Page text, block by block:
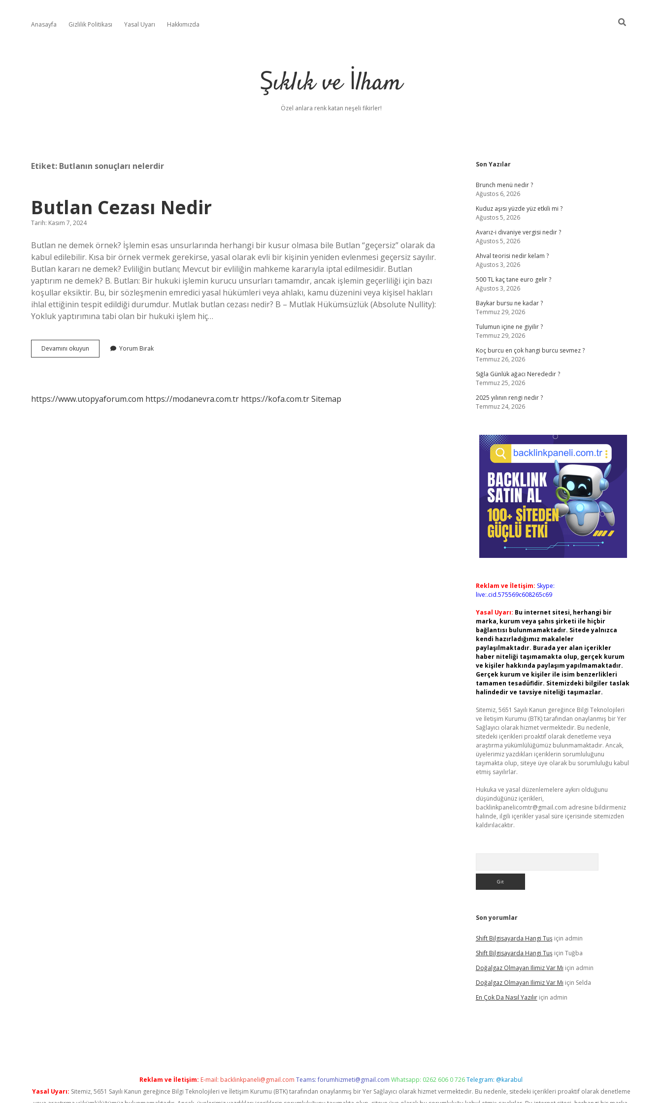
Anasayfa Gizlilik Politikası Yasal Uyarı Hakkımızda
Şıklık ve İlham
Özel anlara renk katan neşeli fikirler!
Etiket: Butlanın sonuçları nelerdir
Butlan Cezası Nedir
Tarih: Kasım 7, 2024
Butlan ne demek örnek? İşlemin esas unsurlarında herhangi bir kusur olmasa bile Butlan “geçersiz” olarak da
kabul edilebilir. Kısa bir örnek vermek gerekirse, yasal olarak evli bir kişinin yeniden evlenmesi geçersiz sayılır.
Butlan kararı ne demek? Evliliğin butlanı; Mevcut bir evliliğin mahkeme kararıyla iptal edilmesidir. Butlan
yaptırım ne demek? B. Butlan: Bir hukuki işlemin kurucu unsurları tamamdır, ancak işlemin geçerliliği için bazı
koşullar eksiktir. Bu, bir sözleşmenin emredici yasal hükümleri veya ahlakı, kamu düzenini veya kişisel hakları
ihlal ettiğinin tespit edildiği durumdur. Mutlak butlan cezası nedir? B – Mutlak Hükümsüzlük (Absolute Nullity):
Yokluk yaptırımına tabi olan bir hukuki işlem hiç…
Devamını okuyun
Cezası
Yorum Bırak
https://www.utopyaforum.com https://modanevra.com.tr https://kofa.com.trSitemap
Sidebar
Son Yazılar
Brunch menü nedir ?
Ağustos 6, 2026
Kuduz aşısı yüzde yüz etkili mi ?
Ağustos 5, 2026
Avarız-i divaniye vergisi nedir ?
Ağustos 5, 2026
Ahval teorisi nedir kelam ?
Ağustos 3, 2026
500 TL kaç tane euro gelir ?
Ağustos 3, 2026
Baykar bursu ne kadar ?
Temmuz 29, 2026
Tulumun içine ne giyilir ?
Temmuz 29, 2026
Koç burcu en çok hangi burcu sevmez ?
Temmuz 26, 2026
Sığla Günlük ağacı Nerededir ?
Temmuz 25, 2026
2025 yılının rengi nedir ?
Temmuz 24, 2026
Reklam ve İletişim: Skype:
live:.cid.575569c608265c69
Yasal Uyarı: Bu internet sitesi, herhangi bir
marka, kurum veya şahıs şirketi ile hiçbir
bağlantısı bulunmamaktadır. Sitede yalnızca
kendi hazırladığımız makaleler
paylaşılmaktadır. Burada yer alan içerikler
haber niteliği taşımamakta olup, gerçek kurum
ve kişiler hakkında paylaşım yapılmamaktadır.
Gerçek kurum ve kişiler ile isim benzerlikleri
tamamen tesadüfidir. Sitemizdeki bilgiler taslak
halindedir ve tavsiye niteliği taşımazlar.
Sitemiz, 5651 Sayılı Kanun gereğince Bilgi Teknolojileri
ve İletişim Kurumu (BTK) tarafından onaylanmış bir Yer
Sağlayıcı olarak hizmet vermektedir. Bu nedenle,
sitedeki içerikleri proaktif olarak denetleme veya
araştırma yükümlülüğümüz bulunmamaktadır. Ancak,
üyelerimiz yazdıkları içeriklerin sorumluluğunu
taşımakta olup, siteye üye olarak bu sorumluluğu kabul
etmiş sayılırlar.
Hukuka ve yasal düzenlemelere aykırı olduğunu
düşündüğünüz içerikleri,
backlinkpanelicomtr@gmail.com adresine bildirmeniz
halinde, ilgili içerikler yasal süre içerisinde sitemizden
kaldırılacaktır.
Son yorumlar
Shift Bilgisayarda Hangi Tuşiçin admin
Shift Bilgisayarda Hangi Tuşiçin Tuğba
Doğalgaz Olmayan Ilimiz Var Mı için admin
Doğalgaz Olmayan Ilimiz Var Mı için Selda
En Çok Da Nasıl Yazılıriçin admin
Reklam ve İletişim: E-mail: backlinkpaneli@gmail.com Teams:forumhizmeti@gmail.com Whatsapp: 0262 606 0 726Telegram: @karabul
Yasal Uyarı: Sitemiz, 5651 Sayılı Kanun gereğince Bilgi Teknolojileri ve İletişim Kurumu (BTK) tarafından onaylanmış bir Yer Sağlayıcı olarak hizmet vermektedir. Bu nedenle, sitedeki içerikleri proaktif olarak denetleme